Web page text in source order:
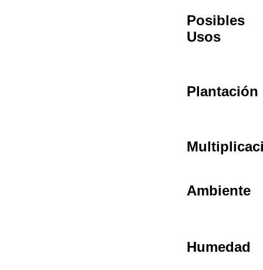
Posibles
Usos
Plantación
Ambiente
Humedad